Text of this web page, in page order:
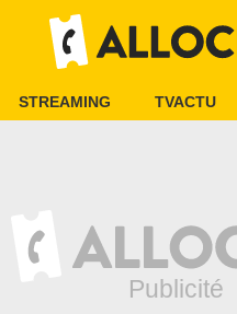
STREAMING TVACTU